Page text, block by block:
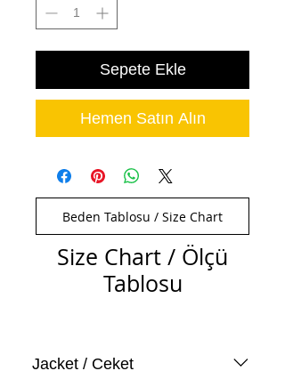
Sepete Ekle
Hemen Satın Alın
Beden Tablosu / Size Chart
Size Chart / Ölçü
Tablosu
Jacket / Ceket